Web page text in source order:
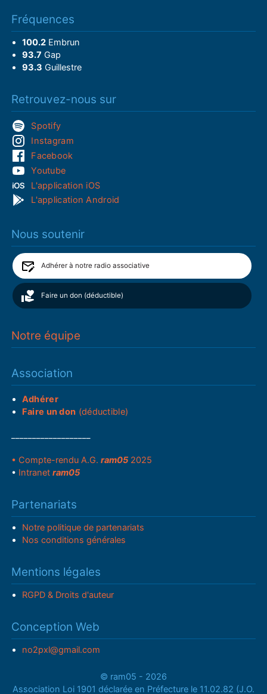
Fréquences
100.2Embrun
93.7 Gap
93.3 Guillestre
Retrouvez-nous sur
Spotify
Instagram
Facebook
Youtube
L'application iOS
L'application Android
Nous soutenir
Adhérer à notre radio associative
Faire un don (déductible)
Notre équipe
Association
Adhérer
Faire un don (déductible)
• Compte-rendu A.G.ram05 2025
• Intranetram05
Partenariats
Notre politique de partenariats
Nos conditions générales
Mentions légales
RGPD & Droits d'auteur
Conception Web
no2pxl@gmail.com
© ram05 - 2026
Association Loi 1901 déclarée en Préfecture le 11.02.82 (J.O.